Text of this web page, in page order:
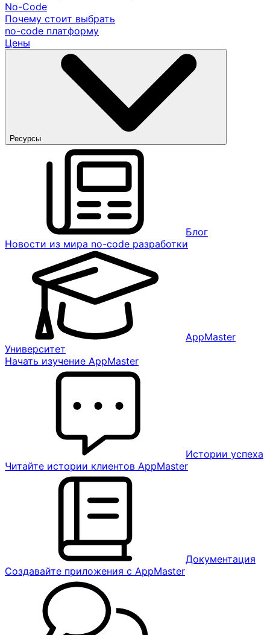
No-Code
Почему стоит выбрать
no-code платформу
Цены
Ресурсы
Блог
Новости из мира no-code разработки
AppMaster
Университет
Начать изучение AppMaster
Истории успеха
Читайте истории клиентов AppMaster
Документация
Создавайте приложения с AppMaster